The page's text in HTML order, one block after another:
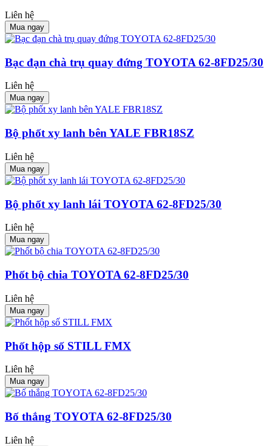
Liên hệ
Mua ngay
Bạc đạn chà trụ quay đứng TOYOTA 62-8FD25/30
Liên hệ
Mua ngay
Bộ phốt xy lanh bên YALE FBR18SZ
Liên hệ
Mua ngay
Bộ phốt xy lanh lái TOYOTA 62-8FD25/30
Liên hệ
Mua ngay
Phốt bộ chia TOYOTA 62-8FD25/30
Liên hệ
Mua ngay
Phốt hộp số STILL FMX
Liên hệ
Mua ngay
Bố thắng TOYOTA 62-8FD25/30
Liên hệ